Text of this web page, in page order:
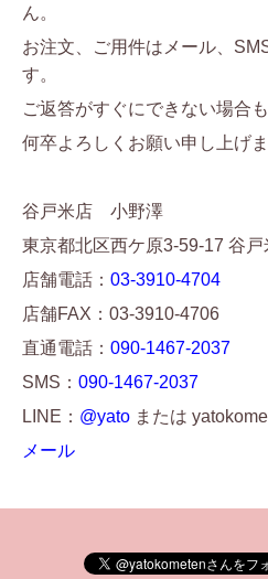
ん。
お注文、ご用件はメール、
す。
ご返答がすぐにできない場合
何卒よろしくお願い申し上げま
谷戸米店 小野澤
東京都北区西ケ原3-59-17 谷戸
店舗電話： 03-3910-4704
店舗FAX：03-3910-4706
直通電話： 090-1467-2037
SMS： 090-1467-2037
LINE： @yato または
メール